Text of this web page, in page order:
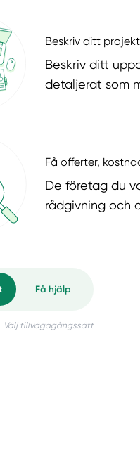
Beskriv ditt projekt
Beskriv ditt
detaljerat som
Få offerter,
De företag du
rådgivning och